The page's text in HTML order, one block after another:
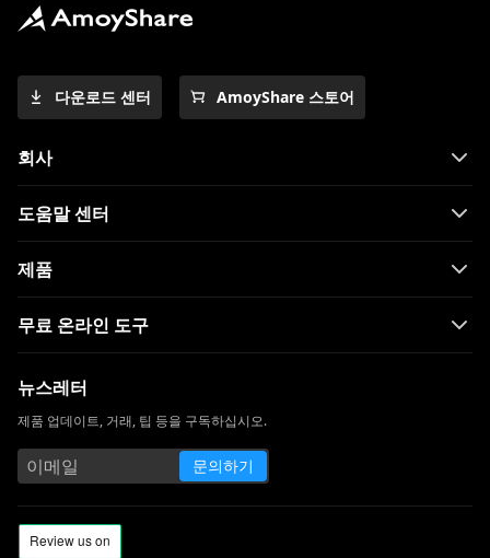
다운로드 센터 AmoyShare 스토어
회사
도움말 센터
제품
무료 온라인 도구
뉴스레터
제품 업데이트, 거래, 팁 등을 구독하십시오.
문의하기